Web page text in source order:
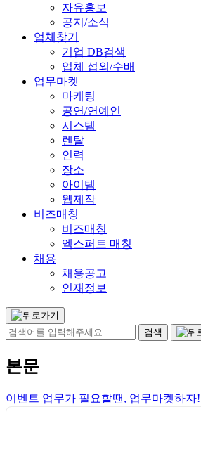
자유홍보
공지/소식
업체찾기
기업 DB검색
업체 섭외/수배
업무마켓
마케팅
공연/연예인
시스템
렌탈
인력
장소
아이템
웹제작
비즈매칭
비즈매칭
엑스퍼트 매칭
채용
채용공고
인재정보
본문
이벤트 업무가 필요할땐, 업무마켓하자